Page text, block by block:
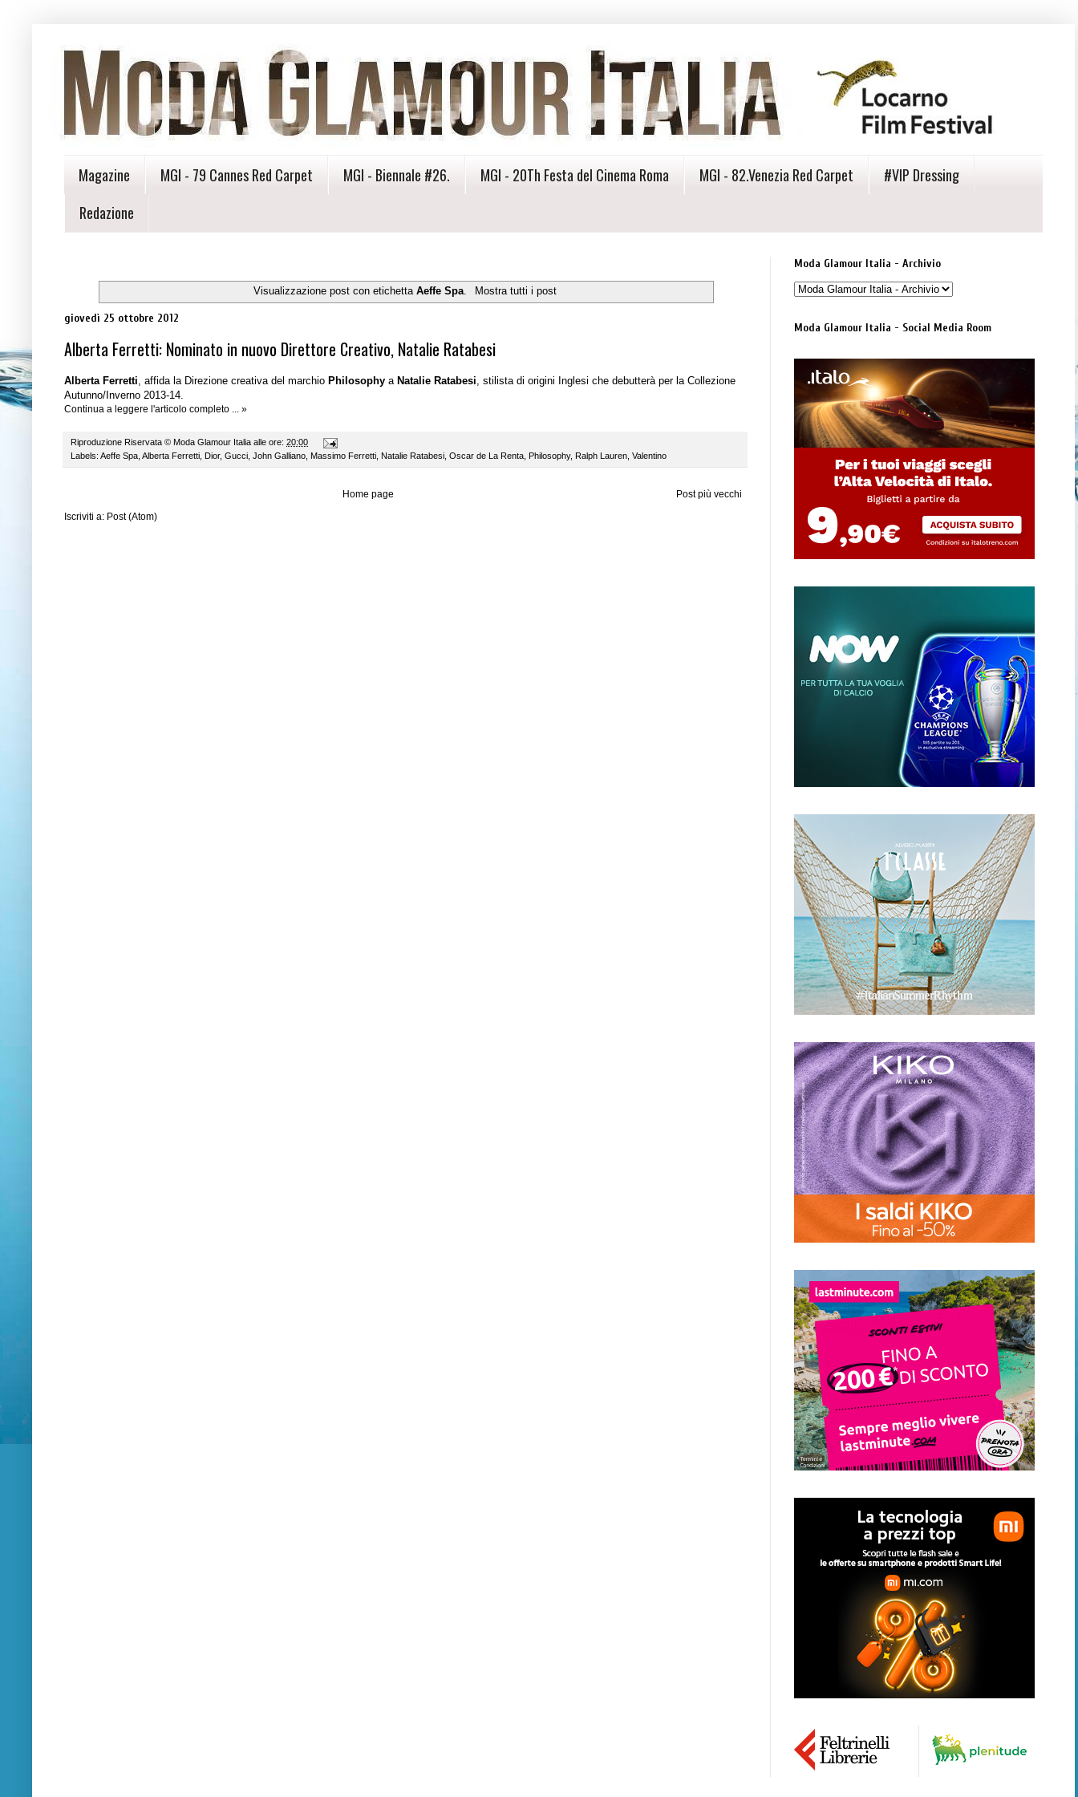
Magazine MGI - 79 Cannes Red Carpet MGI - Biennale #26. MGI - 20Th Festa del Cinema Roma MGI - 82.Venezia Red Carpet
#VIP Dressing
Redazione
Visualizzazione post con etichettaAeffe Spa. Mostra tutti i post
giovedì 25 ottobre 2012
Alberta Ferretti: Nominato in nuovo Direttore Creativo, Natalie Ratabesi
Alberta Ferretti, affida la Direzione creativa del marchio Philosophy a Natalie Ratabesi, stilista di origini Inglesi che debutterà per la Collezione
Autunno/Inverno 2013-14.
Continua a leggere l'articolo completo ... »
Riproduzione Riservata © Moda Glamour Italia alle ore: 20:00
Labels: Aeffe Spa Alberta Ferretti Dior, Gucci John Galliano Massimo Ferretti Natalie Ratabesi Oscar de La Renta Philosophy, Ralph Lauren Valentino
Post più vecchi
Home page
Iscriviti a: Post (Atom)
Moda Glamour Italia - Archivio
Moda Glamour Italia - Social Media Room